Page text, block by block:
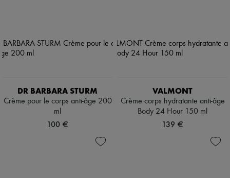
DR BARBARA STURM
Crème pour le corps anti-âge 200
ml
100 €
VALMONT
Crème corps hydratante anti-âge
Body 24 Hour 150 ml
139 €